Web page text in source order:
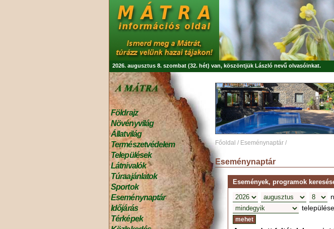
2026. augusztus 8. szombat (32. hét) van, köszöntjük László nevű olvasóinkat.
Földrajz
Növényvilág
Állatvilág
Természetvédelem
Települések
Látnivalók
Túraajánlatok
Sportok
Eseménynaptár
Időjárás
Térképek
Főoldal / Eseménynaptár /
Eseménynaptár
Események, programok